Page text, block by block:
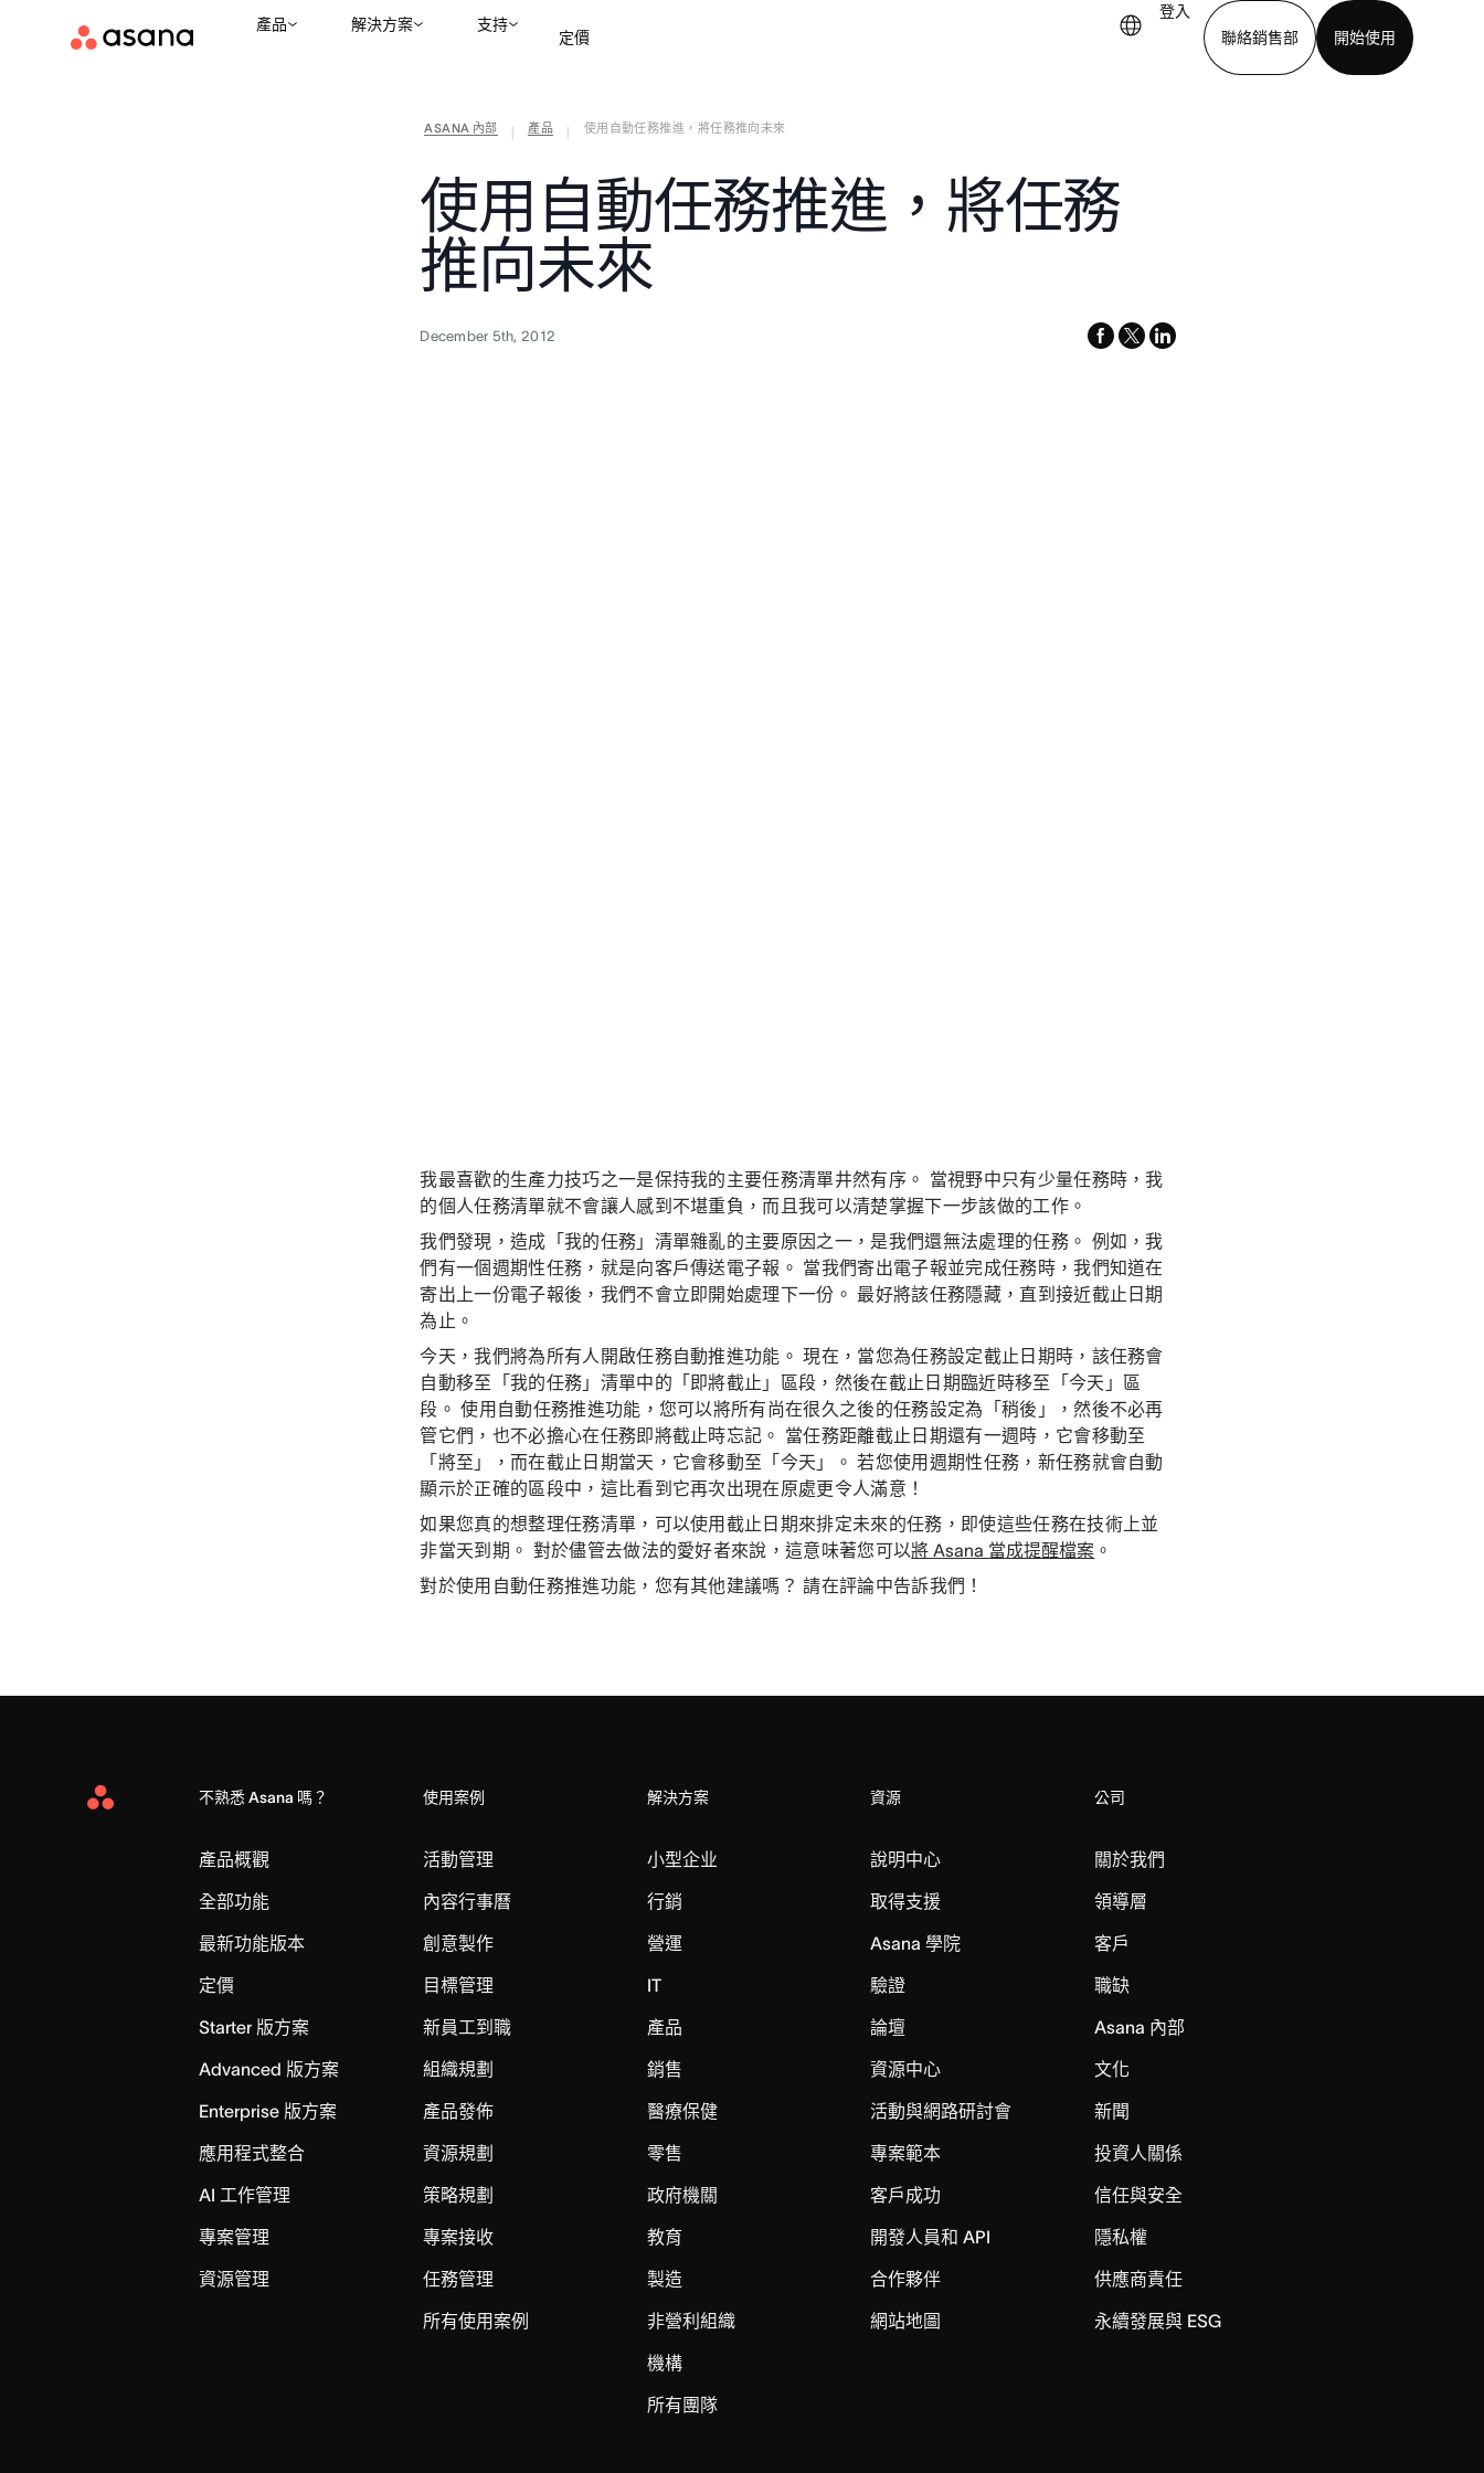
產品 解決方案 支持
定價
登入
聯絡銷售部
開始使用
ASANA 內部 產品 使用自動任務推進，將任務推向未來
使用自動任務推進，將任務
推向未來
December 5th, 2012 facebook
x-
linkedin
我最喜歡的生產力技巧之一是保持我的主要任務清單井然有序。 當視野中只有少量任務時，我
的個人任務清單就不會讓人感到不堪重負，而且我可以清楚掌握下一步該做的工作。
我們發現，造成「我的任務」清單雜亂的主要原因之一，是我們還無法處理的任務。 例如，我
們有一個週期性任務，就是向客戶傳送電子報。 當我們寄出電子報並完成任務時，我們知道在
寄出上一份電子報後，我們不會立即開始處理下一份。 最好將該任務隱藏，直到接近截止日期
為止。
今天，我們將為所有人開啟任務自動推進功能。 現在，當您為任務設定截止日期時，該任務會
自動移至「我的任務」清單中的「即將截止」區段，然後在截止日期臨近時移至「今天」區
段。 使用自動任務推進功能，您可以將所有尚在很久之後的任務設定為「稍後」，然後不必再
管它們，也不必擔心在任務即將截止時忘記。 當任務距離截止日期還有一週時，它會移動至
「將至」，而在截止日期當天，它會移動至「今天」。 若您使用週期性任務，新任務就會自動
顯示於正確的區段中，這比看到它再次出現在原處更令人滿意！
如果您真的想整理任務清單，可以使用截止日期來排定未來的任務，即使這些任務在技術上並
非當天到期。 對於儘管去做法的愛好者來說，這意味著您可以將 Asana 當成提醒檔案 。
對於使用自動任務推進功能，您有其他建議嗎？ 請在評論中告訴我們！
Asana
不熟悉 Asana 嗎？
產品概觀
全部功能
最新功能版本
定價
Starter 版方案
Advanced 版方案
Enterprise 版方案
應用程式整合
AI 工作管理
專案管理
資源管理
使用案例
活動管理
內容行事曆
創意製作
目標管理
新員工到職
組織規劃
產品發佈
資源規劃
策略規劃
專案接收
任務管理
所有使用案例
解決方案
小型企业
行銷
營運
IT
產品
銷售
醫療保健
零售
政府機關
教育
製造
非營利組織
機構
所有團隊
資源
說明中心
取得支援
Asana 學院
驗證
論壇
資源中心
活動與網路研討會
專案範本
客戶成功
開發人員和 API
合作夥伴
網站地圖
公司
關於我們
領導層
客戶
職缺
Asana 內部
文化
新聞
投資人關係
信任與安全
隱私權
供應商責任
永續發展與 ESG